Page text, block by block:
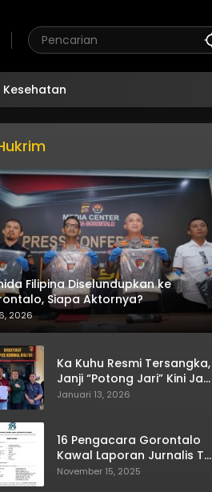
Kesehatan
Filipina Diselundupkan ke
Siapa Aktornya?
2026
Ka Kuhu Resmi Tersangka,
Janji “Potong Jari” Kini Jadi
Bumerang
Januari 13, 2026
16 Pengacara Gorontalo
Kawal Laporan Jurnalis TV
One
November 15, 2025